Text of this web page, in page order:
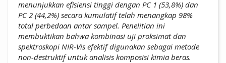
menunjukkan efisiensi tinggi dengan PC 1 (53,8%) dan
PC 2 (44,2%) secara kumulatif telah menangkap 98%
total perbedaan antar sampel. Penelitian ini
membuktikan bahwa kombinasi uji proksimat dan
spektroskopi NIR-Vis efektif digunakan sebagai metode
non-destruktif untuk analisis komposisi kimia beras.